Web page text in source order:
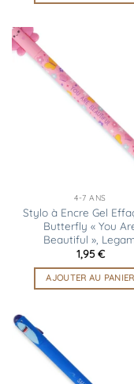
4-7 ANS
Stylo à Encre Gel
Butterfly « You
Beautiful »,
1,95€
AJOUTER AU PANIER